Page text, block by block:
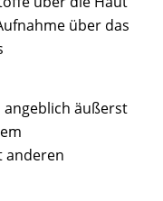
über das
äußerst
anderen